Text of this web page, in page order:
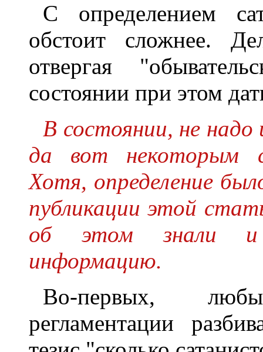
С определением
обстоит сложнее.
отвергая
состоянии при этом
В состоянии, не
да вот некоторым
Хотя, определение
публикации этой
об этом знали и
информацию.
Во-первых,
регламентации